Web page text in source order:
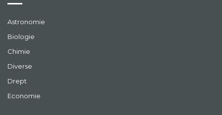
Astronomie
Biologie
Chimie
Diverse
Drept
Economie